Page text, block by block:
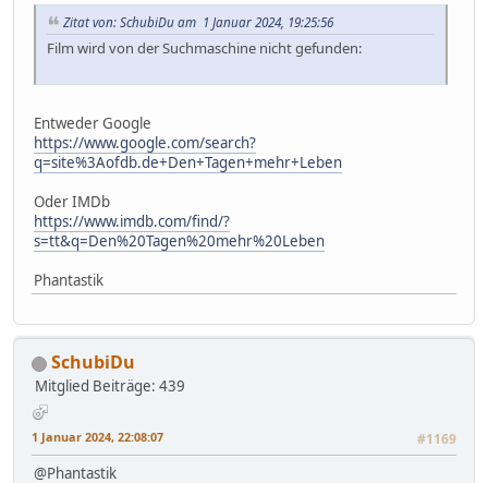
Zitat von: SchubiDu am 1 Januar 2024, 19:25:56
Film wird von der Suchmaschine nicht gefunden:
Entweder Google
https://www.google.com/search?
q=site%3Aofdb.de+Den+Tagen+mehr+Leben
Oder IMDb
https://www.imdb.com/find/?
s=tt&q=Den%20Tagen%20mehr%20Leben
Phantastik
SchubiDu
Mitglied Beiträge: 439
1 Januar 2024, 22:08:07 #1169
@Phantastik